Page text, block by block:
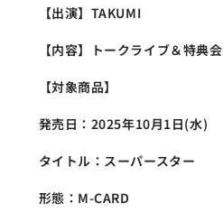
【出演】TAKUMI
【内容】トークライブ＆特典会
【対象商品】
発売日：2025年10月1日(水)
タイトル：スーパースター
形態：M-CARD